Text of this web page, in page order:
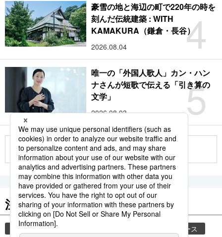
4
豪雪の地と海辺の町で220年の時を
刻んだ伝統建築 : WITH
KAMAKURA（鎌倉・長谷）
2026.08.04
5
唯一の「外国人歌人」カン・ハン
ナさんが短歌で伝える「引き算の
文学」
2026.08.03
もっと見る
注目のキーワード
共同通信ニュース 時事通信ニュース